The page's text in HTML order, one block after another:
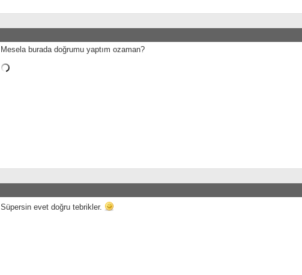
Mesela burada doğrumu yaptım ozaman?
Süpersin evet doğru tebrikler.